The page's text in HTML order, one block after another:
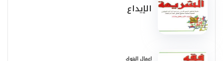
الإيداع
اعمال البنوك